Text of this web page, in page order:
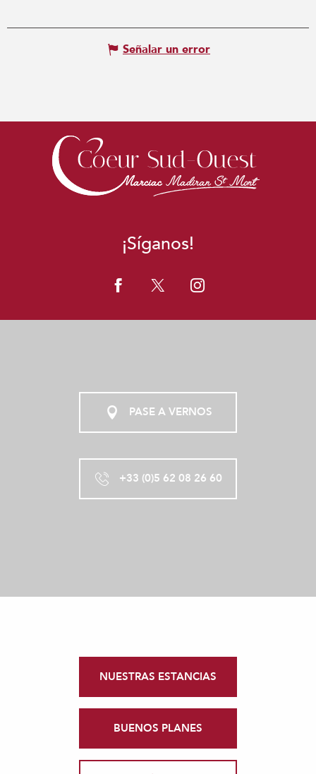
Señalar un error
¡Síganos!
PASE A VERNOS
+33 (0)5 62 08 26 60
NUESTRAS ESTANCIAS
BUENOS PLANES